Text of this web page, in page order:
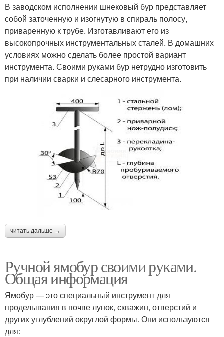
В заводском исполнении шнековый бур представляет
собой заточенную и изогнутую в спираль полосу,
приваренную к трубе. Изготавливают его из
высокопрочных инструментальных сталей. В домашних
условиях можно сделать более простой вариант
инструмента. Своими руками бур нетрудно изготовить
при наличии сварки и слесарного инструмента.
читать дальше →
Ручной ямобур своими руками.
Общая информация
Ямобур — это специальный инструмент для
проделывания в почве лунок, скважин, отверстий и
других углублений округлой формы. Они используются
для: